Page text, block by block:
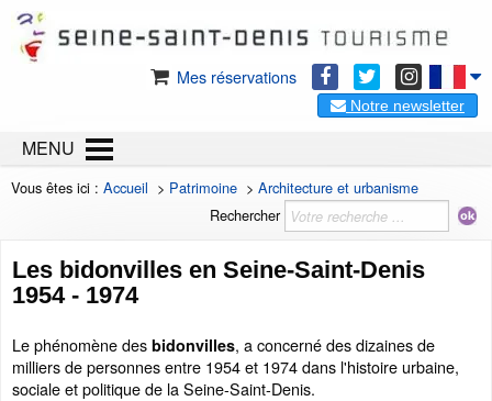
Mes réservations
Notre newsletter
MENU
Vous êtes ici : Accueil > Patrimoine > Architecture et urbanisme
Rechercher
Les bidonvilles en Seine-Saint-Denis
1954 - 1974
Le phénomène des bidonvilles, a concerné des dizaines de
milliers de personnes entre 1954 et 1974 dans l'histoire urbaine,
sociale et politique de la Seine-Saint-Denis.